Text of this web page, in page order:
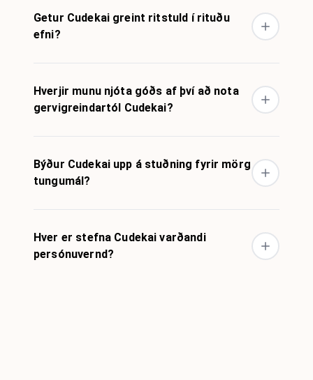
Getur Cudekai greint ritstuld í rituðu
efni?
Hverjir munu njóta góðs af því að nota
gervigreindartól Cudekai?
Býður Cudekai upp á stuðning fyrir mörg
tungumál?
Hver er stefna Cudekai varðandi
persónuvernd?